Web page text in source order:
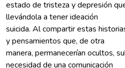
estado de tristeza y depresión
llevándola a tener ideación
suicida. Al compartir estas
y pensamientos que, de otra
manera, permanecerían ocultos,
necesidad de una comunicación